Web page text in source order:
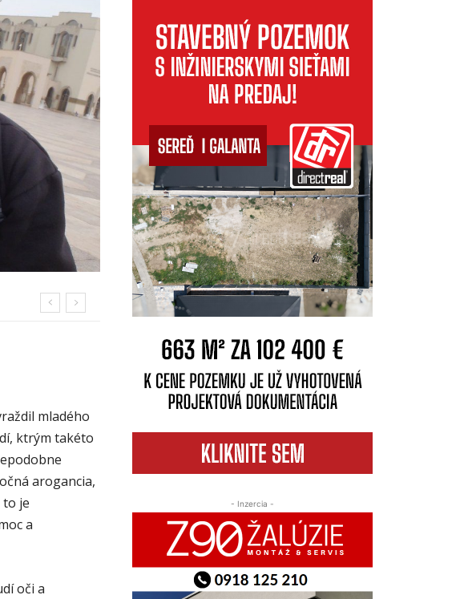
mladého
ktrým takéto
arogancia,
je
a
oči a
- Inzercia -